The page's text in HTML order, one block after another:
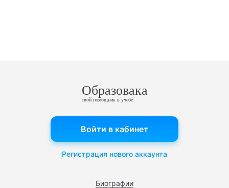
Образовака
твой помощник в учебе
Биографии
Войти в кабинет
Регистрация нового аккаунта